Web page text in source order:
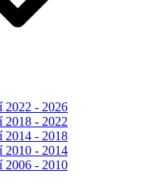
2022 - 2026
2018 - 2022
2014 - 2018
2010 - 2014
2006 - 2010